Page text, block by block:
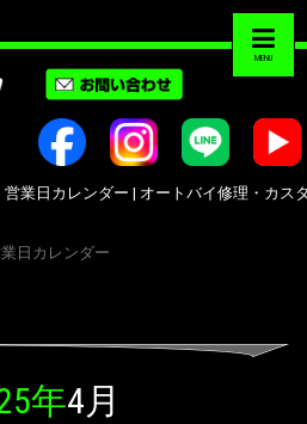
MENU
営業日カレンダー | オートバイ修理・カス
日カレンダー
年4月